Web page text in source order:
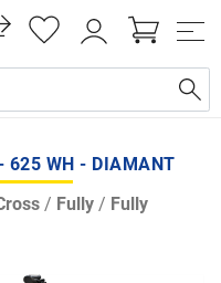
625 WH - DIAMANT
/ Fully/ Fully